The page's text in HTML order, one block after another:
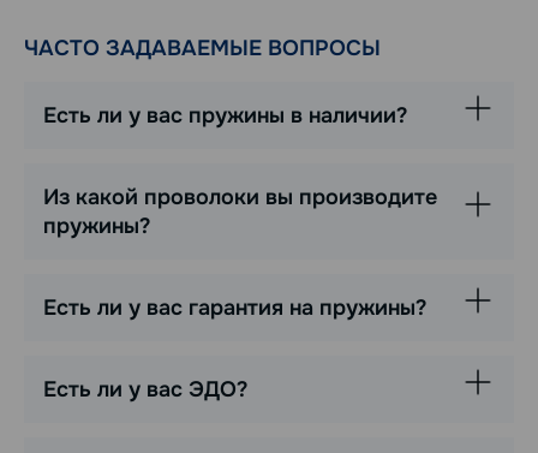
ЧАСТО ЗАДАВАЕМЫЕ ВОПРОСЫ
Есть ли у вас пружины в наличии?
Из какой проволоки вы производите
пружины?
Есть ли у вас гарантия на пружины?
Есть ли у вас ЭДО?